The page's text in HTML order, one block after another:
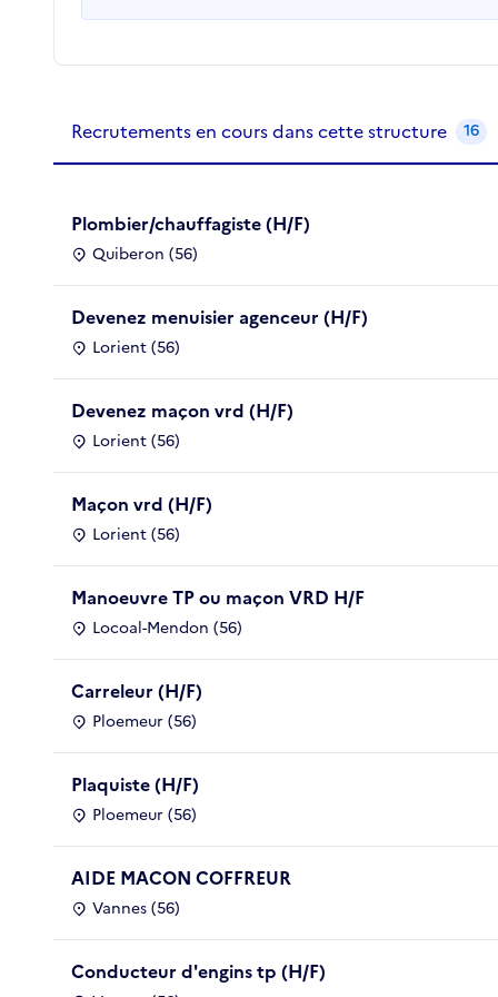
Recrutements de la structure
Recrutements en cours dans cette structure 16
Plombier/chauffagiste (H/F)
Quiberon (56)
Devenez menuisier agenceur (H/F)
Lorient (56)
Devenez maçon vrd (H/F)
Lorient (56)
Maçon vrd (H/F)
Lorient (56)
Manoeuvre TP ou maçon VRD H/F
Locoal-Mendon (56)
Carreleur (H/F)
Ploemeur (56)
Plaquiste (H/F)
Ploemeur (56)
AIDE MACON COFFREUR
Vannes (56)
Conducteur d'engins tp (H/F)